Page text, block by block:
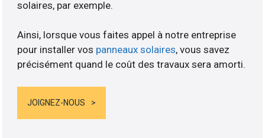
solaires, par exemple.
Ainsi, lorsque vous faites appel à notre entreprise
pour installer vos panneaux solaires, vous savez
précisément quand le coût des travaux sera amorti.
JOIGNEZ-NOUS